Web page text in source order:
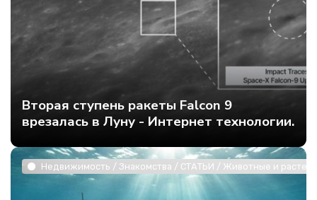
Вторая ступень ракеты Falcon 9
врезалась в Луну - Интернет технологии.
Недвижимость / Знакомства / СТАТЬИ / Животные и